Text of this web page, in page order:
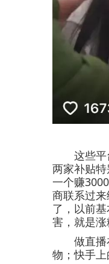
这些平台
两家补贴
一个赚
商联系过
了，以前
害，就是涨
做直播在
物；快手上